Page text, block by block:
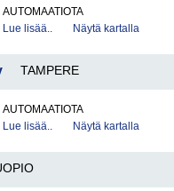
AUTOMAATIOTA
Lue lisää..
Näytä kartalla
TAMPERE
AUTOMAATIOTA
Lue lisää..
Näytä kartalla